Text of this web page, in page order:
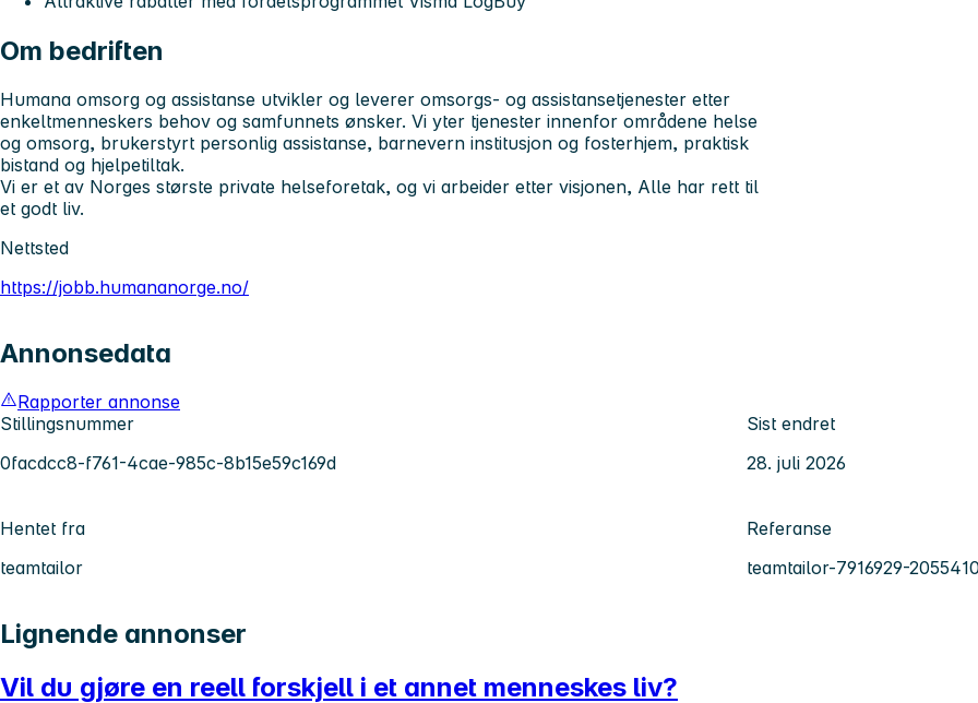
Om bedriften
Humana omsorg og assistanse utvikler og leverer omsorgs- og assistansetjenester etter
enkeltmenneskers behov og samfunnets ønsker. Vi yter tjenester innenfor områdene helse
og omsorg, brukerstyrt personlig assistanse, barnevern institusjon og fosterhjem, praktisk
bistand og hjelpetiltak.
Vi er et av Norges største private helseforetak, og vi arbeider etter visjonen, Alle har rett til
et godt liv.
Nettsted
https://jobb.humananorge.no/
Annonsedata
Rapporter annonse
Stillingsnummer
0facdcc8-f761-4cae-985c-8b15e59c169d
Sist endret
28. juli 2026
Hentet fra
teamtailor
Referanse
teamtailor-7916929-
Lignende annonser
Vil du gjøre en reell forskjell i et annet menneskes liv?